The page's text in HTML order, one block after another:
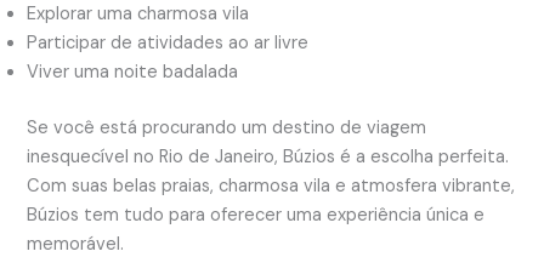
Explorar uma charmosa vila
Participar de atividades ao ar livre
Viver uma noite badalada
Se você está procurando um destino de viagem
inesquecível no Rio de Janeiro, Búzios é a escolha perfeita.
Com suas belas praias, charmosa vila e atmosfera vibrante,
Búzios tem tudo para oferecer uma experiência única e
memorável.